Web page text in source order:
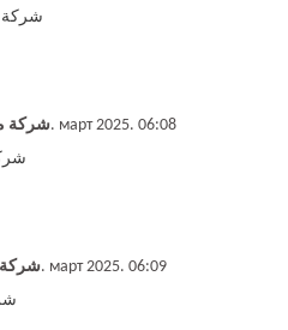
شركة
شركة13. март 2025. 06:08
شركة13. март 2025. 06:09